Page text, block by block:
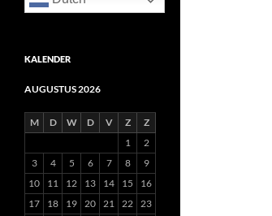
KALENDER
AUGUSTUS 2026
M D W D V Z
Z
1
2
3
4 5 6 7 8
9
10
11 12 13 14 15
16
17
18 19 20 21 22
23